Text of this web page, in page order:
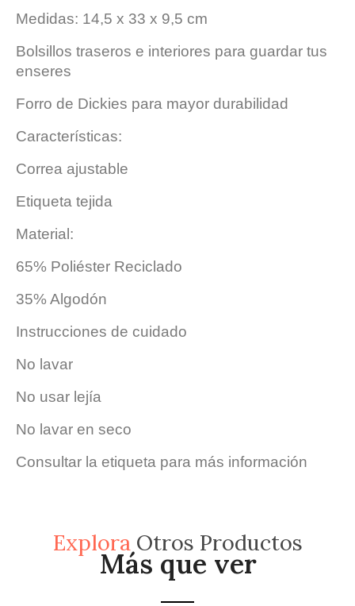
Medidas: 14,5 x 33 x 9,5 cm
Bolsillos traseros e interiores para guardar tus
enseres
Forro de Dickies para mayor durabilidad
Características:
Correa ajustable
Etiqueta tejida
Material:
65% Poliéster Reciclado
35% Algodón
Instrucciones de cuidado
No lavar
No usar lejía
No lavar en seco
Consultar la etiqueta para más información
ExploraOtros Productos
Más que ver